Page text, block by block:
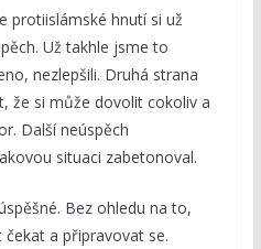
protiislámské hnutí si už
Už takhle jsme to
nezlepšili. Druhá strana
že si může dovolit cokoliv a
Další neúspěch
situaci zabetonoval.
Bez ohledu na to,
a připravovat se.